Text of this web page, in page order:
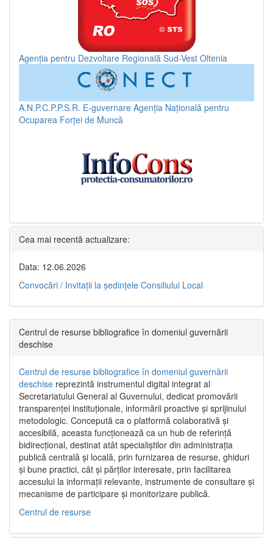
Agenția pentru Dezvoltare Regională Sud-Vest Oltenia
A.N.P.C.P.P.S.R. E-guvernare Agenția Națională pentru
Ocuparea Forței de Muncă
Cea mai recentă actualizare:
Data: 12.06.2026
Convocări / Invitaţii la şedinţele Consiliului Local
Centrul de resurse bibliografice în domeniul guvernării
deschise
Centrul de resurse bibliografice în domeniul guvernării
deschise reprezintă instrumentul digital integrat al
Secretariatului General al Guvernului, dedicat promovării
transparenței instituționale, informării proactive și sprijinului
metodologic. Concepută ca o platformă colaborativă și
accesibilă, aceasta funcționează ca un hub de referință
bidirecțional, destinat atât specialiștilor din administrația
publică centrală și locală, prin furnizarea de resurse, ghiduri
și bune practici, cât și părților interesate, prin facilitarea
accesului la informații relevante, instrumente de consultare și
mecanisme de participare și monitorizare publică.
Centrul de resurse